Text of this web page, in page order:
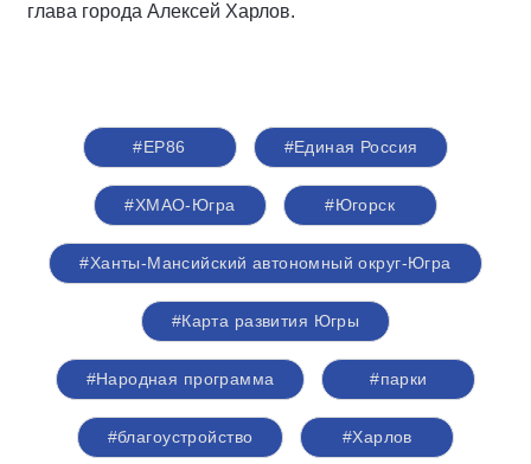
глава города Алексей Харлов.
#ЕР86 #Единая Россия
#ХМАО-Югра #Югорск
#Ханты-Мансийский автономный округ-Югра
#Карта развития Югры
#Народная программа #парки
#благоустройство #Харлов